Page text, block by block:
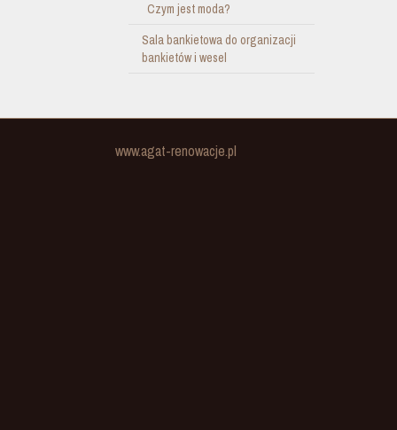
Czym jest moda?
Sala bankietowa do organizacji
bankietów i wesel
www.agat-renowacje.pl